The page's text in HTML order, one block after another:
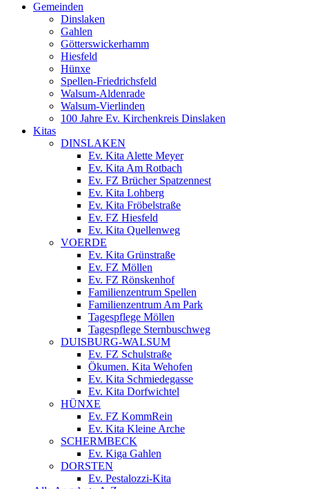
Gemeinden
Dinslaken
Gahlen
Götterswickerhamm
Hiesfeld
Hünxe
Spellen-Friedrichsfeld
Walsum-Aldenrade
Walsum-Vierlinden
100 Jahre Ev. Kirchenkreis Dinslaken
Kitas
DINSLAKEN
Ev. Kita Alette Meyer
Ev. Kita Am Rotbach
Ev. FZ Brücher Spatzennest
Ev. Kita Lohberg
Ev. Kita Fröbelstraße
Ev. FZ Hiesfeld
Ev. Kita Quellenweg
VOERDE
Ev. Kita Grünstraße
Ev. FZ Möllen
Ev. FZ Rönskenhof
Familienzentrum Spellen
Familienzentrum Am Park
Tagespflege Möllen
Tagespflege Sternbuschweg
DUISBURG-WALSUM
Ev. FZ Schulstraße
Ökumen. Kita Wehofen
Ev. Kita Schmiedegasse
Ev. Kita Dorfwichtel
HÜNXE
Ev. FZ KommRein
Ev. Kita Kleine Arche
SCHERMBECK
Ev. Kiga Gahlen
DORSTEN
Ev. Pestalozzi-Kita